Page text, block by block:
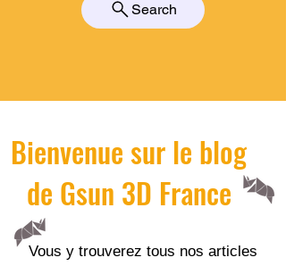
Search
Bienvenue sur le blog
de Gsun 3D France
Vous y trouverez tous nos articles